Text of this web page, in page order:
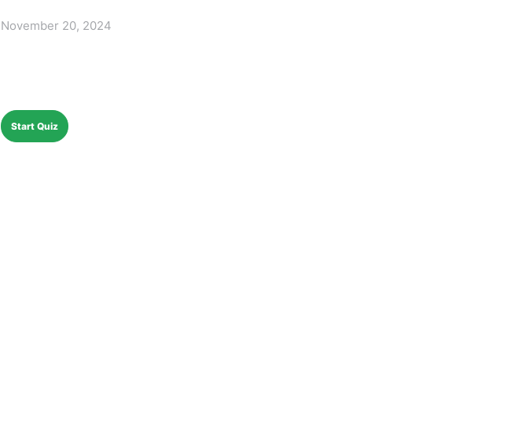
November 20, 2024